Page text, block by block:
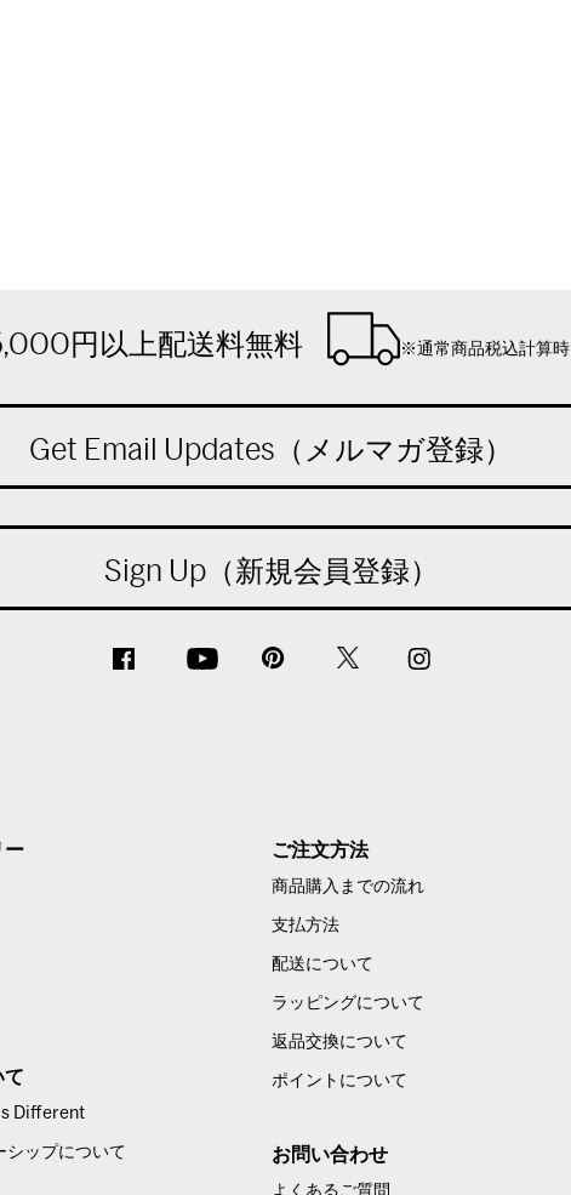
円以上配送料無料 ※通常商品税込計算時
Get Email Updates（メルマガ登録）
Sign Up（新規会員登録）
ー
て
Different
シップについて
ご注文方法
商品購入までの流れ
支払方法
配送について
ラッピングについて
返品交換について
ポイントについて
お問い合わせ
よくあるご質問